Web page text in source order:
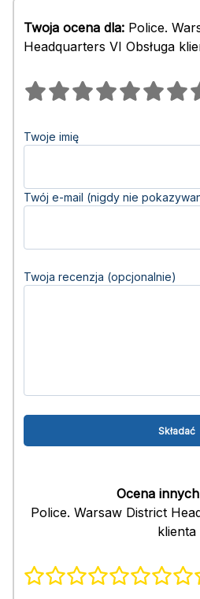
Twoja ocena dla: Police.
Headquarters VI Obsługa
Twoje imię
Twój e-mail (nigdy nie
Twoja recenzja (opcjonalnie)
Ocena
Police. Warsaw District
klienta